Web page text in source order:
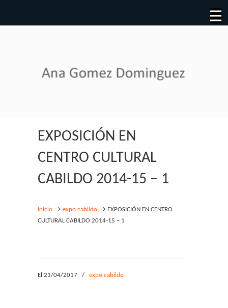
EXPOSICIÓN EN
CENTRO CULTURAL
CABILDO 2014-15 – 1
Inicio → expo cabildo → EXPOSICIÓN EN CENTRO
CULTURAL CABILDO 2014-15 – 1
El 21/04/2017 / expo cabildo